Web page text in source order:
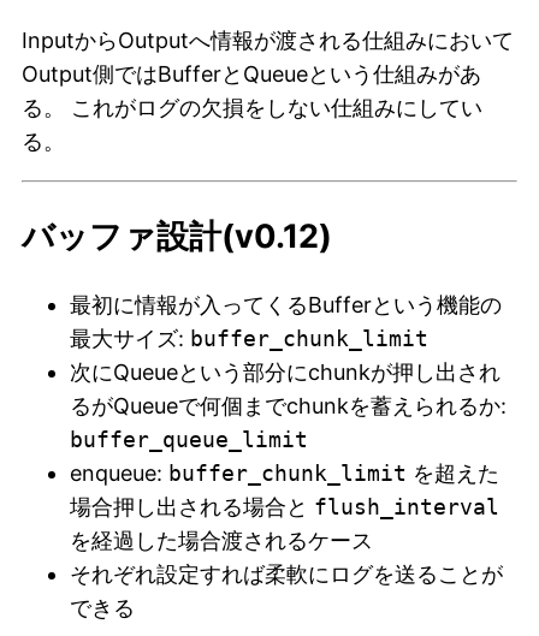
InputからOutputへ情報が渡される仕組みにおいて
Output側ではBufferとQueueという仕組みがあ
る。 これがログの欠損をしない仕組みにしてい
る。
バッファ設計(v0.12)
最初に情報が入ってくるBufferという機能の
最大サイズ: buffer_chunk_limit
次にQueueという部分にchunkが押し出され
るがQueueで何個までchunkを蓄えられるか:
buffer_queue_limit
enqueue: buffer_chunk_limit を超えた
場合押し出される場合と flush_interval
を経過した場合渡されるケース
それぞれ設定すれば柔軟にログを送ることが
できる